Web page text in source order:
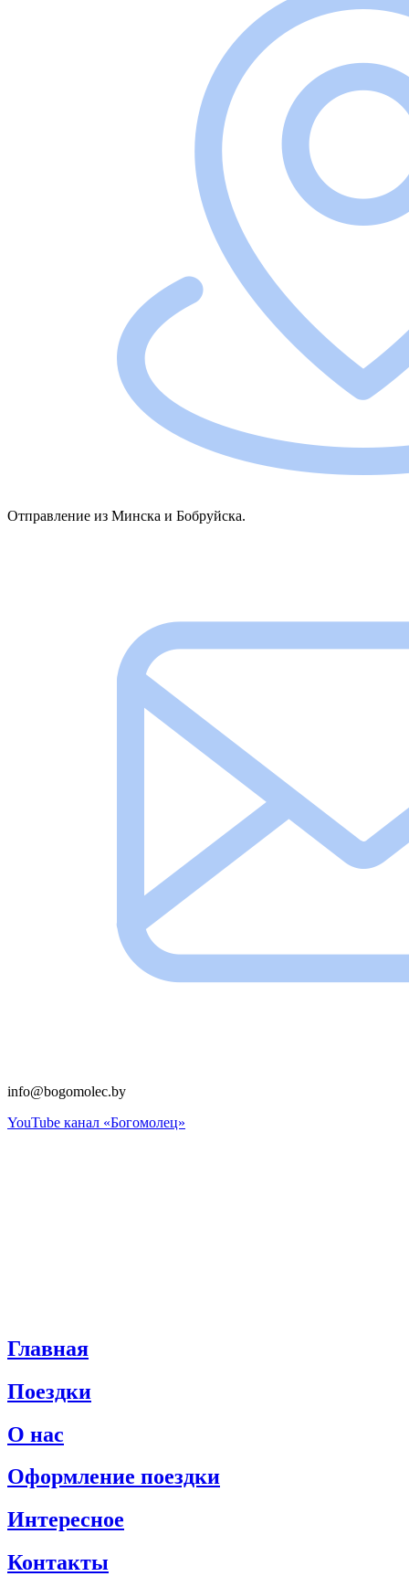
Отправление из Минска и Бобруйска.
info@bogomolec.by​
YouTube канал «Богомолец»
Главная
Поездки
О нас
Оформление поездки
Интересное
Контакты